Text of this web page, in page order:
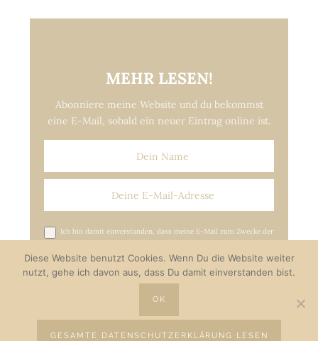
MEHR LESEN!
Abonniere meine Website und du bekommst
eine E-Mail, sobald ein neuer Eintrag online ist.
Ich bin damit einverstanden, dass meine E-Mail zum Zwecke der
Diese Website benutzt Cookies. Wenn Du die Website weiter
nutzt, gehe ich davon aus, dass Du damit einverstanden bist.
OK
GESAMTE DATENSCHUTZERKLÄRUNG LESEN